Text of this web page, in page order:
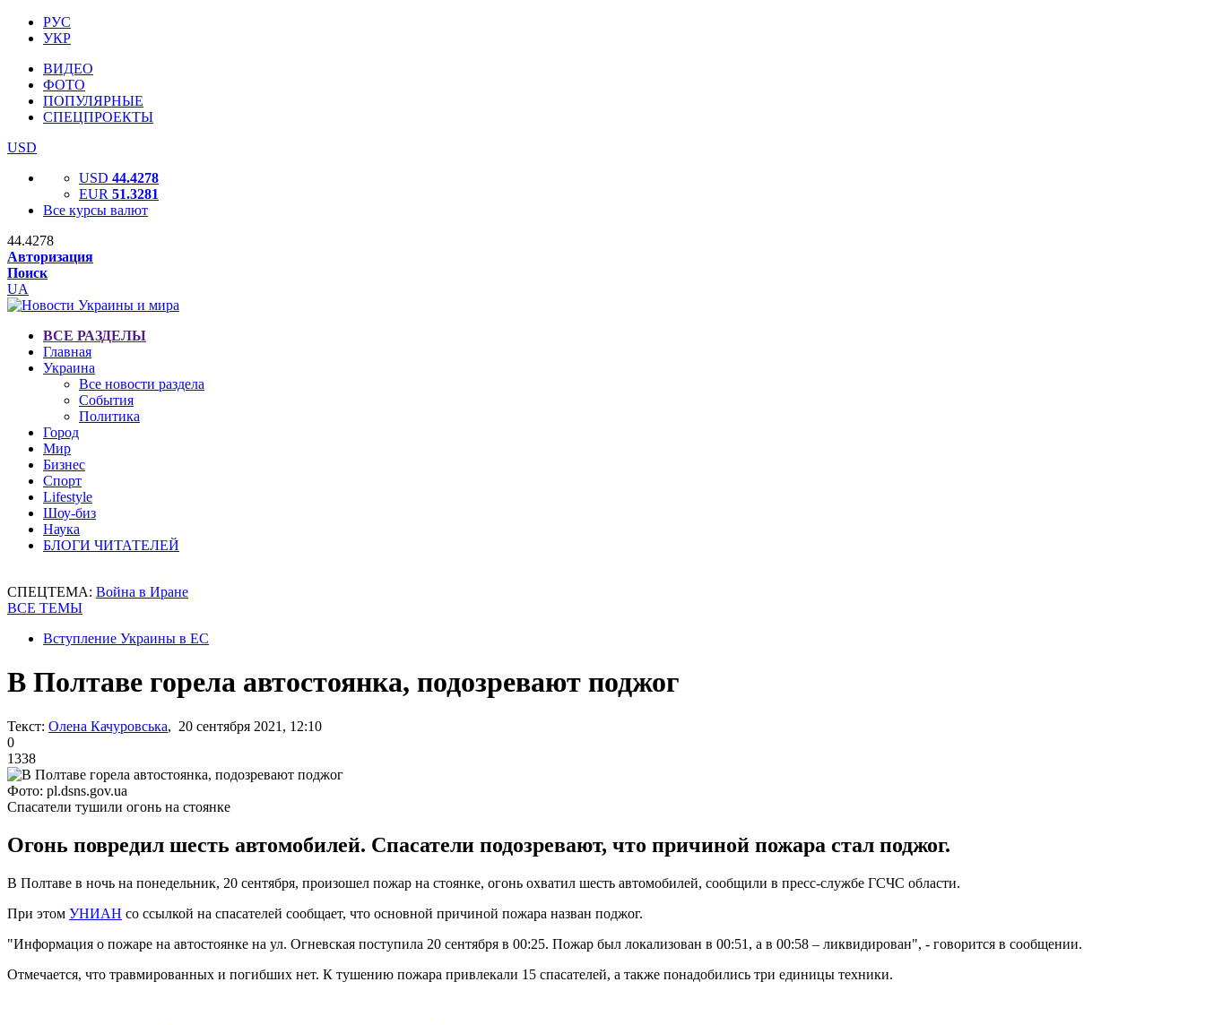
РУС
УКР
ВИДЕО
ФОТО
ПОПУЛЯРНЫЕ
СПЕЦПРОЕКТЫ
USD
USD 44.4278
EUR 51.3281
Все курсы валют
44.4278
Авторизация
Поиск
UA
ВСЕ РАЗДЕЛЫ
Главная
Украина
Все новости раздела
События
Политика
Город
Мир
Бизнес
Спорт
Lifestyle
Шоу-биз
Наука
БЛОГИ ЧИТАТЕЛЕЙ
СПЕЦТЕМА: Война в Иране
ВСЕ ТЕМЫ
Вступление Украины в ЕС
В Полтаве горела автостоянка, подозревают поджог
Текст: Олена Качуровська, 20 сентября 2021, 12:10
0
1338
Фото: pl.dsns.gov.ua
Спасатели тушили огонь на стоянке
Огонь повредил шесть автомобилей. Спасатели подозревают, что причиной пожара стал поджог.
В Полтаве в ночь на понедельник, 20 сентября, произошел пожар на стоянке, огонь охватил шесть автомобилей, сообщили в пресс-службе ГСЧС области.
При этом УНИАН со ссылкой на спасателей сообщает, что основной причиной пожара назван поджог.
"Информация о пожаре на автостоянке на ул. Огневская поступила 20 сентября в 00:25. Пожар был локализован в 00:51, а в 00:58 – ликвидирован", - говорится в сообщении.
Отмечается, что травмированных и погибших нет. К тушению пожара привлекали 15 спасателей, а также понадобились три единицы техники.